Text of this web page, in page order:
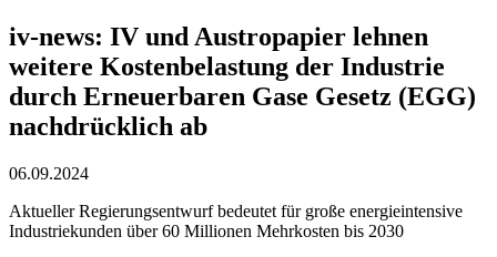
iv-news: IV und Austropapier lehnen
weitere Kostenbelastung der Industrie
durch Erneuerbaren Gase Gesetz (EGG)
nachdrücklich ab
06.09.2024
Aktueller Regierungsentwurf bedeutet für große energieintensive
Industriekunden über 60 Millionen Mehrkosten bis 2030